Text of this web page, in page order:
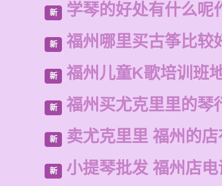
新 学琴的好处有什么呢
新 福州哪里买古筝比较
新 福州儿童K歌培训班
新 福州买尤克里里的琴
新 卖尤克里里 福州的
新 小提琴批发 福州店